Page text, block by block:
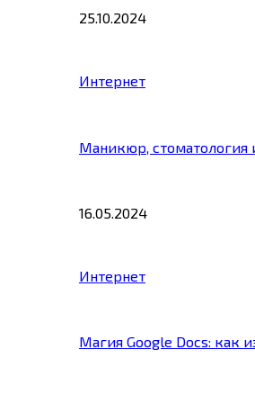
25.10.2024
Интернет
Маникюр,
16.05.2024
Интернет
Магия Google Docs: как